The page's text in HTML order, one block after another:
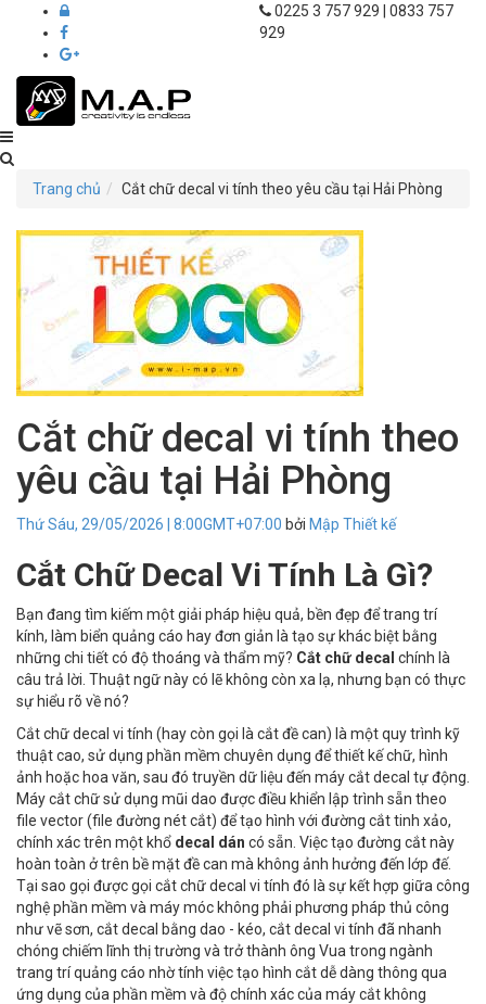
0225 3 757 929 | 0833 757
929
kế
in
ấn
M.A.P
Hải
Phòng
Trang chủ Cắt chữ decal vi tính theo yêu cầu tại Hải Phòng
Cắt chữ decal vi tính theo
yêu cầu tại Hải Phòng
Thứ Sáu, 29/05/2026 | 8:00GMT+07:00 bởi Mập Thiết kế
Cắt Chữ Decal Vi Tính Là Gì?
Bạn đang tìm kiếm một giải pháp hiệu quả, bền đẹp để trang trí
kính, làm biển quảng cáo hay đơn giản là tạo sự khác biệt bằng
những chi tiết có độ thoáng và thẩm mỹ? Cắt chữ decal chính là
câu trả lời. Thuật ngữ này có lẽ không còn xa lạ, nhưng bạn có thực
sự hiểu rõ về nó?
Cắt chữ decal vi tính (hay còn gọi là cắt đề can) là một quy trình kỹ
thuật cao, sử dụng phần mềm chuyên dụng để thiết kế chữ, hình
ảnh hoặc hoa văn, sau đó truyền dữ liệu đến máy cắt decal tự động.
Máy cắt chữ sử dụng mũi dao được điều khiển lập trình sẵn theo
file vector (file đường nét cắt) để tạo hình với đường cắt tinh xảo,
chính xác trên một khổ decal dán có sẵn. Việc tạo đường cắt này
hoàn toàn ở trên bề mặt đề can mà không ảnh hưởng đến lớp đế.
Tại sao gọi được gọi cắt chữ decal vi tính đó là sự kết hợp giữa công
nghệ phần mềm và máy móc không phải phương pháp thủ công
như vẽ sơn, cắt decal bằng dao - kéo, cắt decal vi tính đã nhanh
chóng chiếm lĩnh thị trường và trở thành ông Vua trong ngành
trang trí quảng cáo nhờ tính việc tạo hình cắt dễ dàng thông qua
ứng dụng của phần mềm và độ chính xác của máy cắt không